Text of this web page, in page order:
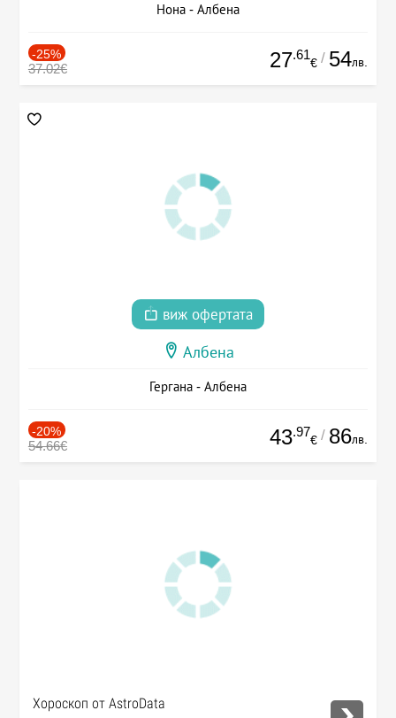
Нона - Албена
-25%
37.02€ 27.61
€ / 54лв.
виж офертата
Албена
Гергана - Албена
-20%
54.66€ 43.97
€ / 86лв.
Хороскоп от AstroData